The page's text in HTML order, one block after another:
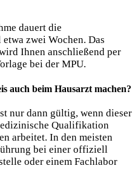
dauert die
zwei Wochen. Das
Ihnen anschließend per
bei der MPU.
auch beim Hausarzt machen?
nur dann gültig, wenn dieser
Qualifikation
arbeitet. In den meisten
bei einer offiziell
oder einem Fachlabor